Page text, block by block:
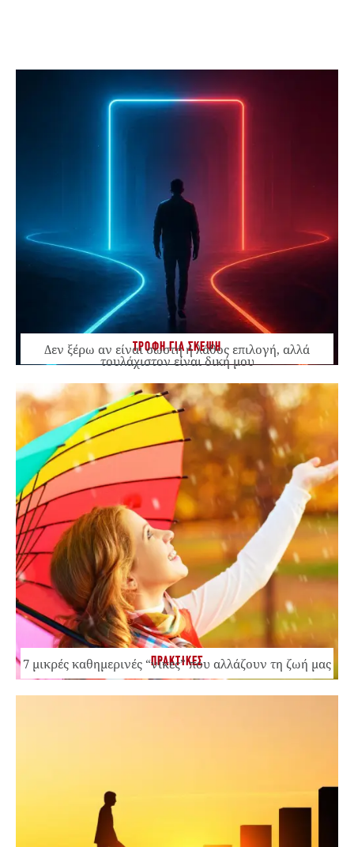
ΤΡΟΦΗ ΓΙΑ ΣΚΕΨΗ
Δεν ξέρω αν είναι σωστή ή λάθος επιλογή, αλλά
τουλάχιστον είναι δική μου
ΠΡΑΚΤΙΚΕΣ
7 μικρές καθημερινές “νίκες” που αλλάζουν τη ζωή μας